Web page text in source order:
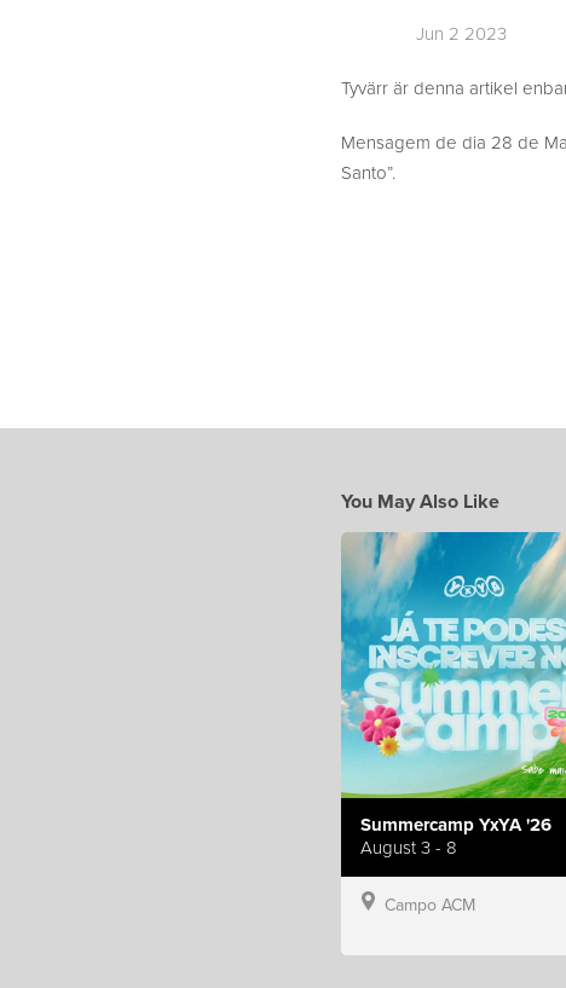
Jun 2 2023
Tyvärr är denna artikel
Mensagem de dia 28 de
Santo”.
You May Also Like
Summercamp YxYA '26
August 3 - 8
Campo ACM